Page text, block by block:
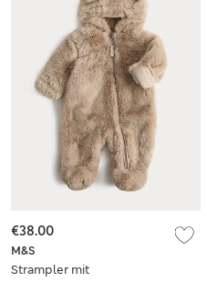
M&S
Strampler mit
€38.00